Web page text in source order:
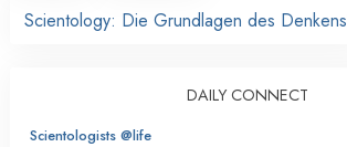
Scientology: Die Grundlagen des Denkens
DAILY CONNECT
Scientologists @life